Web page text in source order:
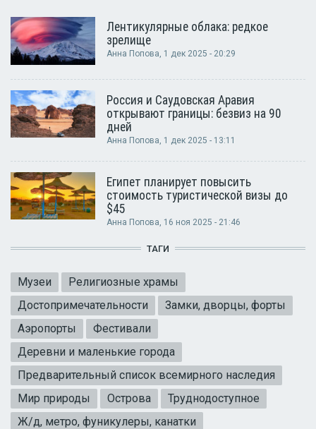
Лентикулярные облака: редкое
зрелище
Анна Попова, 1 дек 2025 - 20:29
Россия и Саудовская Аравия
открывают границы: безвиз на 90
дней
Анна Попова, 1 дек 2025 - 13:11
Египет планирует повысить
стоимость туристической визы до
$45
Анна Попова, 16 ноя 2025 - 21:46
ТАГИ
Музеи
Религиозные храмы
Достопримечательности
Замки, дворцы, форты
Аэропорты
Фестивали
Деревни и маленькие города
Предварительный список всемирного наследия
Мир природы
Острова
Труднодоступное
Ж/д, метро, фуникулеры, канатки